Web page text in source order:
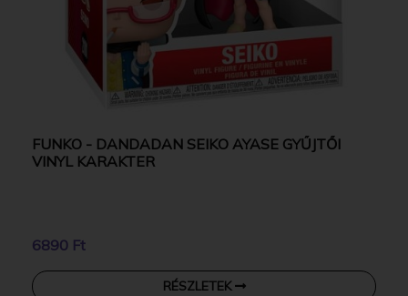
FUNKO - DANDADAN SEIKO AYASE GYŰJTŐI
VINYL KARAKTER
6890 Ft
RÉSZLETEK